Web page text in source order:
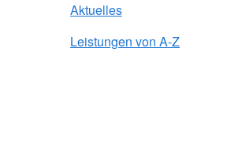
Aktuelles
Leistungen von A-Z